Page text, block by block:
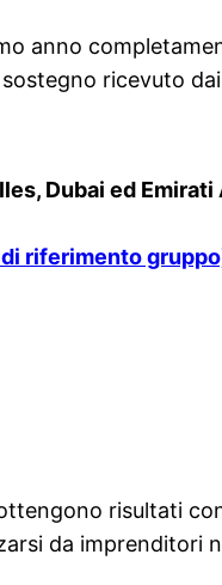
anno
ricevuto
Dubai ed
riferimento
risultati
da imprenditori